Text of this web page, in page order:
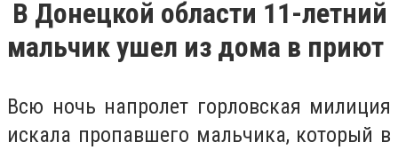
В Донецкой области 11-летний
мальчик ушел из дома в приют
Всю ночь напролет горловская милиция
искала пропавшего мальчика, который в